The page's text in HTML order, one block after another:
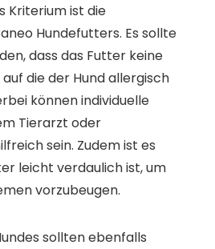
Kriterium ist die
Hundefutters. Es sollte
dass das Futter keine
die der Hund allergisch
können individuelle
Tierarzt oder
sein. Zudem ist es
leicht verdaulich ist, um
vorzubeugen.
sollten ebenfalls